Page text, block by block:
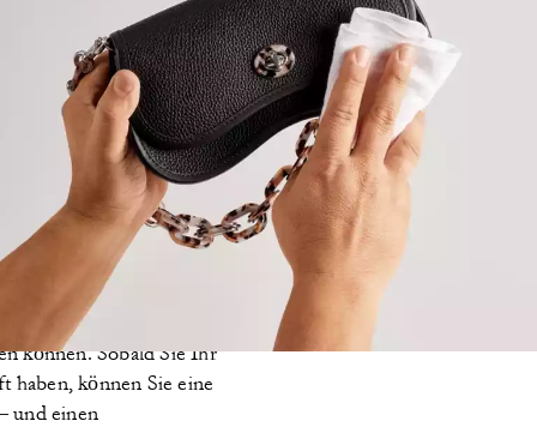
lange Lebensdauer
Dinge passieren und
müssen. In unserer
die von unseren
wird, bieten wir ein
an,
können. Sobald Sie Ihr
haben, können Sie eine
und einen